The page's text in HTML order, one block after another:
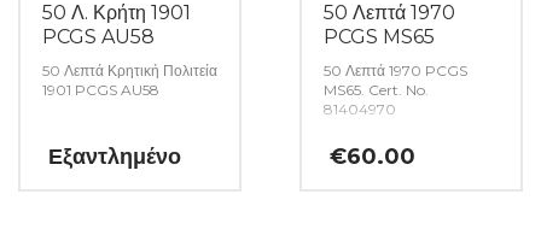
50 Λ. Κρήτη 1901
PCGS AU58
50 Λεπτά Κρητική Πολιτεία
1901 PCGS AU58
Εξαντλημένο
50 Λεπτά 1970
PCGS MS65
50 Λεπτά 1970 PCGS
MS65. Cert. No.
81404970
€60.00